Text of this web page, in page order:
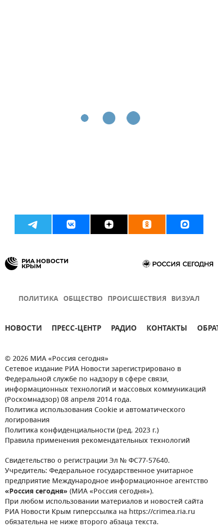
ПОЛИТИКА ОБЩЕСТВО ПРОИСШЕСТВИЯ ВИЗУАЛ
НОВОСТИ ПРЕСС-ЦЕНТР РАДИО КОНТАКТЫ
© 2026 МИА «Россия сегодня»
Сетевое издание РИА Новости зарегистрировано в
Федеральной службе по надзору в сфере связи,
информационных технологий и массовых коммуникаций
(Роскомнадзор) 08 апреля 2014 года.
Политика использования Cookie и автоматического
логирования
Политика конфиденциальности (ред. 2023 г.)
Правила применения рекомендательных технологий
Свидетельство о регистрации Эл № ФС77-57640.
Учредитель: Федеральное государственное унитарное
предприятие Международное информационное агентство
«Россия сегодня» (МИА «Россия сегодня»).
При любом использовании материалов и новостей сайта
РИА Новости Крым гиперссылка на https://crimea.ria.ru
обязательна не ниже второго абзаца текста.